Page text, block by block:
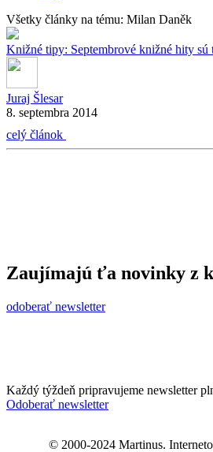
Všetky články na tému: Milan Daněk
Knižné tipy: Septembrové knižné hity sú
Juraj Šlesar
8. septembra 2014
celý článok
Zaujímajú ťa novinky z
odoberať newsletter
Každý týždeň pripravujeme newsletter
Odoberať newsletter
© 2000-2024 Martinus.